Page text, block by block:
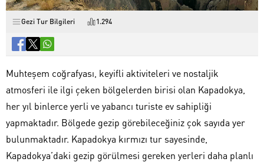
Gezi Tur Bilgileri 1.294
Muhteşem coğrafyası, keyifli aktiviteleri ve nostaljik
atmosferi ile ilgi çeken bölgelerden birisi olan Kapadokya,
her yıl binlerce yerli ve yabancı turiste ev sahipliği
yapmaktadır. Bölgede gezip görebileceğiniz çok sayıda yer
bulunmaktadır. Kapadokya kırmızı tur sayesinde,
Kapadokya’daki gezip görülmesi gereken yerleri daha planlı